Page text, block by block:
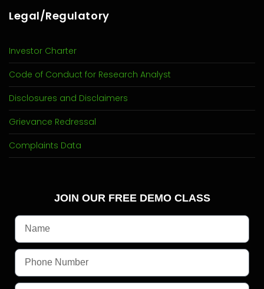
Legal/Regulatory
Investor Charter
Code of Conduct for Research Analyst
Disclosures and Disclaimers
Grievance Redressal
Complaints Data
JOIN OUR FREE DEMO CLASS